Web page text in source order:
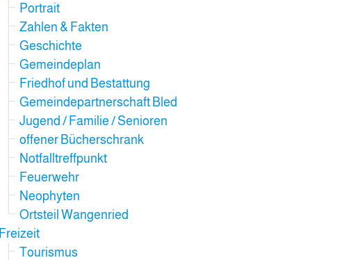
Portrait
Zahlen & Fakten
Geschichte
Gemeindeplan
Friedhof und Bestattung
Gemeindepartnerschaft Bled
Jugend / Familie / Senioren
offener Bücherschrank
Notfalltreffpunkt
Feuerwehr
Neophyten
Ortsteil Wangenried
Freizeit
Tourismus